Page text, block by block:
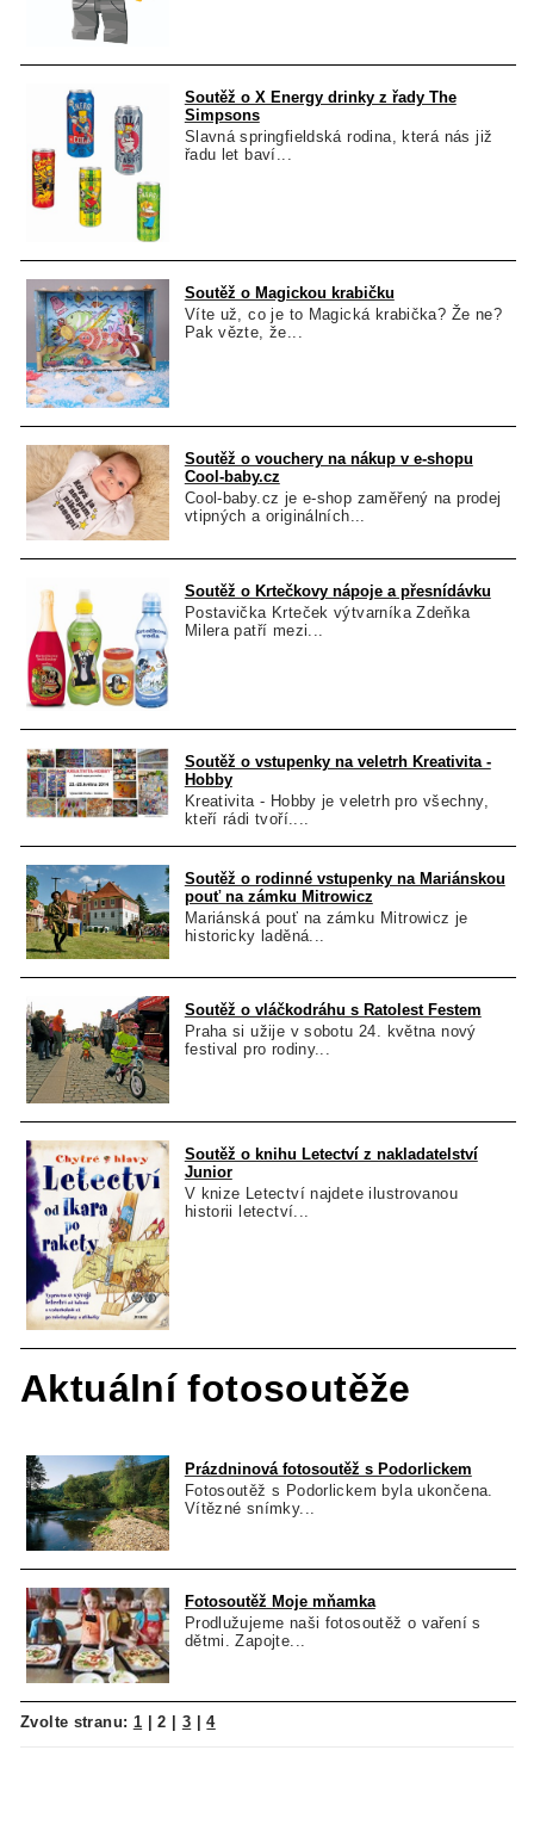
Soutěž o X Energy drinky z řady The
Simpsons
Slavná springfieldská rodina, která nás již
řadu let baví...
Soutěž o Magickou krabičku
Víte už, co je to Magická krabička? Že ne?
Pak vězte, že...
Soutěž o vouchery na nákup v e-shopu
Cool-baby.cz
Cool-baby.cz je e-shop zaměřený na prodej
vtipných a originálních...
Soutěž o Krtečkovy nápoje a přesnídávku
Postavička Krteček výtvarníka Zdeňka
Milera patří mezi...
Soutěž o vstupenky na veletrh Kreativita -
Hobby
Kreativita - Hobby je veletrh pro všechny,
kteří rádi tvoří....
Soutěž o rodinné vstupenky na Mariánskou
pouť na zámku Mitrowicz
Mariánská pouť na zámku Mitrowicz je
historicky laděná...
Soutěž o vláčkodráhu s Ratolest Festem
Praha si užije v sobotu 24. května nový
festival pro rodiny...
Soutěž o knihu Letectví z nakladatelství
Junior
V knize Letectví najdete ilustrovanou
historii letectví...
Aktuální fotosoutěže
Prázdninová fotosoutěž s Podorlickem
Fotosoutěž s Podorlickem byla ukončena.
Vítězné snímky...
Fotosoutěž Moje mňamka
Prodlužujeme naši fotosoutěž o vaření s
dětmi. Zapojte...
Zvolte stranu: 1 |2 3 |4